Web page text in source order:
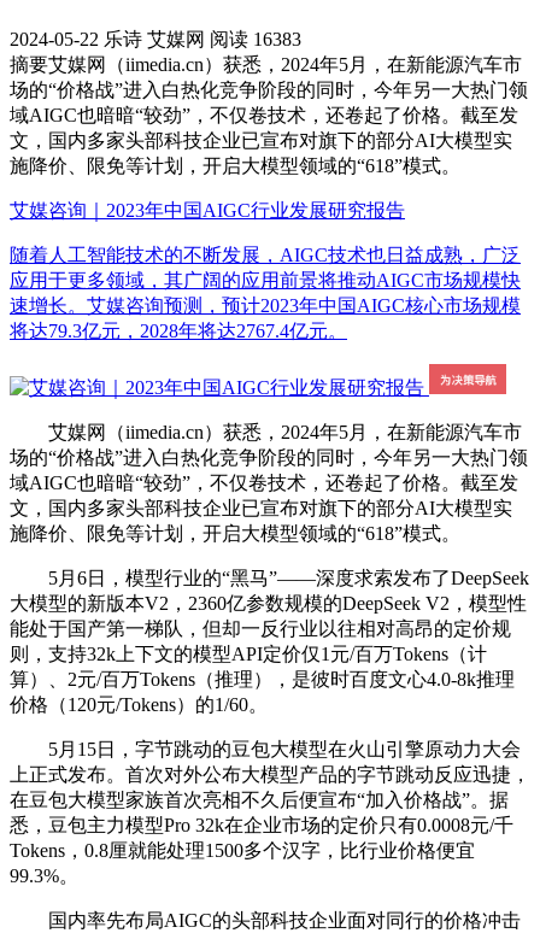
2024-05-22 乐诗 艾媒网 阅读 16383
摘要艾媒网（iimedia.cn）获悉，2024年5月，在新能源汽车市
场的“价格战”进入白热化竞争阶段的同时，今年另一大热门领
域AIGC也暗暗“较劲”，不仅卷技术，还卷起了价格。截至发
文，国内多家头部科技企业已宣布对旗下的部分AI大模型实
施降价、限免等计划，开启大模型领域的“618”模式。
艾媒咨询｜2023年中国AIGC行业发展研究报告
随着人工智能技术的不断发展，AIGC技术也日益成熟，广泛
应用于更多领域，其广阔的应用前景将推动AIGC市场规模快
速增长。艾媒咨询预测，预计2023年中国AIGC核心市场规模
将达79.3亿元，2028年将达2767.4亿元。
艾媒网（iimedia.cn）获悉，2024年5月，在新能源汽车市
场的“价格战”进入白热化竞争阶段的同时，今年另一大热门领
域AIGC也暗暗“较劲”，不仅卷技术，还卷起了价格。截至发
文，国内多家头部科技企业已宣布对旗下的部分AI大模型实
施降价、限免等计划，开启大模型领域的“618”模式。
5月6日，模型行业的“黑马”——深度求索发布了DeepSeek
大模型的新版本V2，2360亿参数规模的DeepSeek V2，模型性
能处于国产第一梯队，但却一反行业以往相对高昂的定价规
则，支持32k上下文的模型API定价仅1元/百万Tokens（计
算）、2元/百万Tokens（推理），是彼时百度文心4.0-8k推理
价格（120元/Tokens）的1/60。
5月15日，字节跳动的豆包大模型在火山引擎原动力大会
上正式发布。首次对外公布大模型产品的字节跳动反应迅捷，
在豆包大模型家族首次亮相不久后便宣布“加入价格战”。据
悉，豆包主力模型Pro 32k在企业市场的定价只有0.0008元/千
Tokens，0.8厘就能处理1500多个汉字，比行业价格便宜
99.3%。
国内率先布局AIGC的头部科技企业面对同行的价格冲击